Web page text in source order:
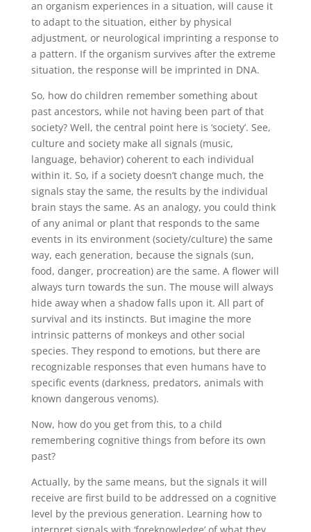
an organism experiences in a situation, will cause it
to adapt to the situation, either by physical
adjustment, or neurological imprinting a response to
a pattern. If the organism survives after the extreme
situation, the response will be imprinted in DNA.
So, how do children remember something about
past ancestors, while not having been part of that
society? Well, the central point here is ‘society’. See,
culture and society make all signals (music,
language, behavior) coherent to each individual
within it. So, if a society doesn’t change much, the
signals stay the same, the results by the individual
brain stays the same. As an analogy, you could think
of any animal or plant that responds to the same
events in its environment (society/culture) the same
way, each generation, because the signals (sun,
food, danger, procreation) are the same. A flower will
always turn towards the sun. The mouse will always
hide away when a shadow falls upon it. All part of
survival and its instincts. But imagine the more
intrinsic patterns of monkeys and other social
species. They respond to emotions, but there are
recognizable responses that even humans have to
specific events (darkness, predators, animals with
known dangerous venoms).
Now, how do you get from this, to a child
remembering cognitive things from before its own
past?
Actually, by the same means, but the signals it will
receive are first build to be addressed on a cognitive
level by the previous generation. Learning how to